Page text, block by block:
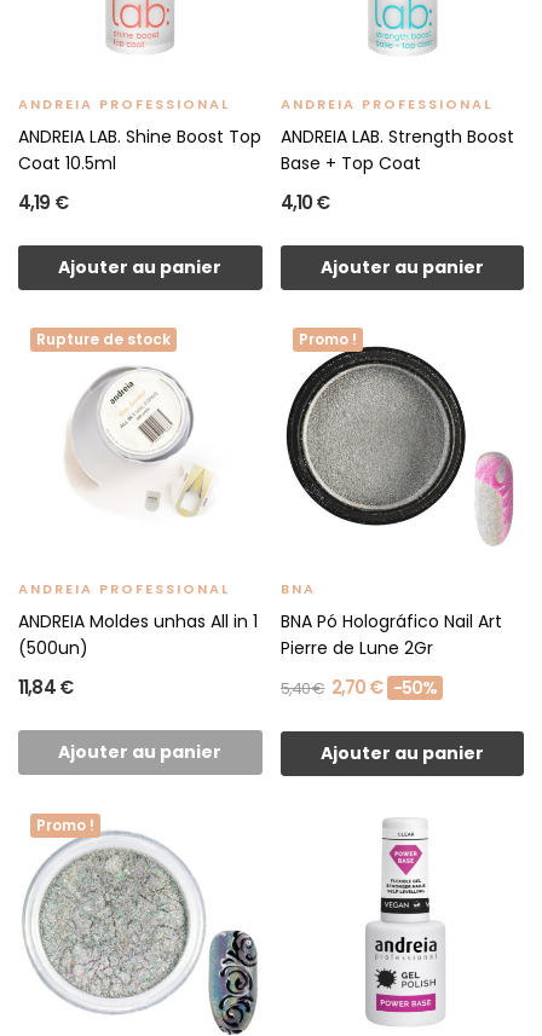
ANDREIA PROFESSIONAL
ANDREIA LAB. Shine Boost Top
Coat 10.5ml
4,19 €
Ajouter au panier
ANDREIA PROFESSIONAL
ANDREIA LAB. Strength Boost
Base + Top Coat
4,10 €
Ajouter au panier
Rupture de stock
ANDREIA PROFESSIONAL
ANDREIA Moldes unhas All in 1
(500un)
11,84 €
Ajouter au panier
Promo !
BNA
BNA Pó Holográfico Nail Art
Pierre de Lune 2Gr
5,40 € 2,70 € -50%
Ajouter au panier
Promo !